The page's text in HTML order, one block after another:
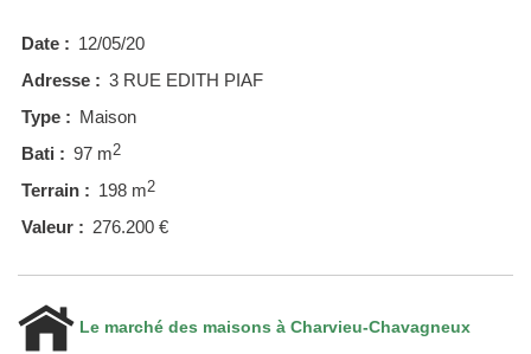
Date : 12/05/20
Adresse : 3 RUE EDITH PIAF
Type : Maison
Bati : 97 m2
Terrain : 198 m2
Valeur : 276.200 €
Le marché des maisons à Charvieu-Chavagneux